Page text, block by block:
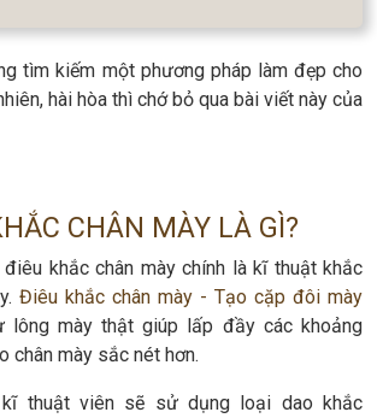
tìm kiếm một phương pháp làm đẹp cho
hài hòa thì chớ bỏ qua bài viết này của
CHÂN MÀY LÀ GÌ?
khắc chân mày chính là kĩ thuật khắc
Điêu khắc chân mày - Tạo cặp đôi mày
lông mày thật giúp lấp đầy các khoảng
chân mày sắc nét hơn.
thuật viên sẽ sử dụng loại dao khắc